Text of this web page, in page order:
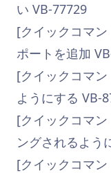
い VB-77729
[クイックコマ
ポートを追加
[クイックコマ
ようにする VB-
[クイックコマ
ングされるよう
[クイックコマ